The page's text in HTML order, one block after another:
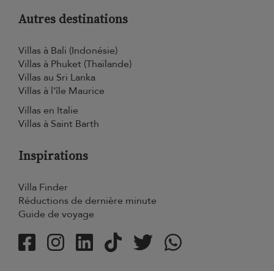
Autres destinations
Villas à Bali (Indonésie)
Villas à Phuket (Thaïlande)
Villas au Sri Lanka
Villas à l'île Maurice
Villas en Italie
Villas à Saint Barth
Inspirations
Villa Finder
Réductions de dernière minute
Guide de voyage